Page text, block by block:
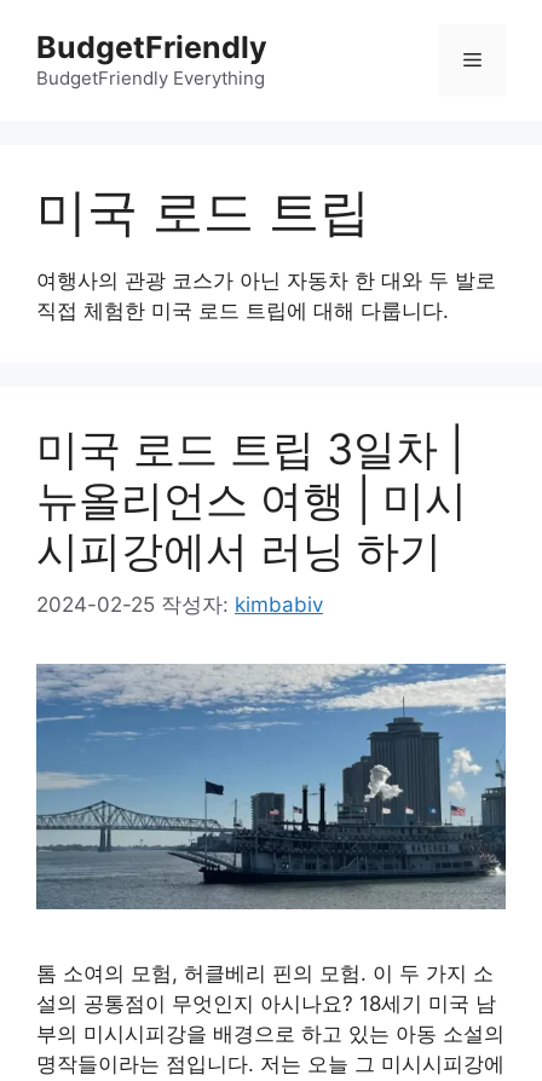
BudgetFriendly
BudgetFriendly Everything
메
미국 로드 트립
여행사의 관광 코스가 아닌 자동차 한 대와 두 발로
직접 체험한 미국 로드 트립에 대해 다룹니다.
미국 로드 트립 3일차 |
뉴올리언스 여행 | 미시
시피강에서 러닝 하기
2024-02-25 작성자: kimbabiv
톰 소여의 모험, 허클베리 핀의 모험. 이 두 가지 소
설의 공통점이 무엇인지 아시나요? 18세기 미국 남
부의 미시시피강을 배경으로 하고 있는 아동 소설의
명작들이라는 점입니다. 저는 오늘 그 미시시피강에